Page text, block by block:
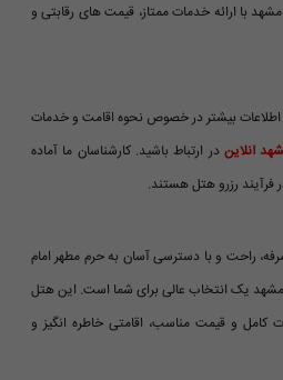
با ارائه خدمات ممتاز، قیمت های رقابتی و
اطلاعات بیشتر در خصوص نحوه اقامت و خدمات
آنلایندر ارتباط باشید. کارشناسان ما آماده
رزرو هتل هستند.
راحت و با دسترسی آسان به حرم مطهر امام
یک انتخاب عالی برای شما است. این هتل
کامل و قیمت مناسب، اقامتی خاطره انگیز و